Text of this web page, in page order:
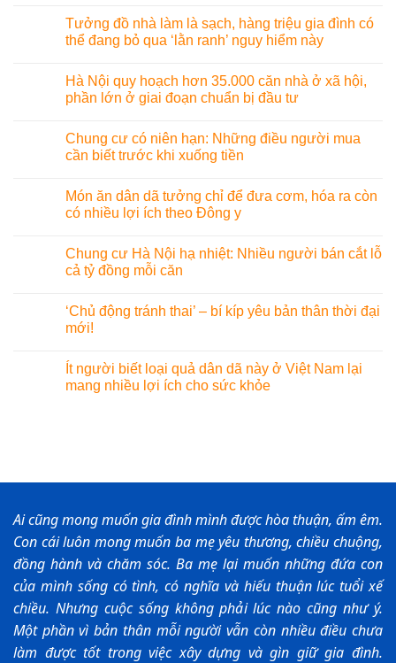
Tưởng đồ nhà làm là sạch, hàng triệu gia đình có
thể đang bỏ qua ‘lằn ranh’ nguy hiểm này
Hà Nội quy hoạch hơn 35.000 căn nhà ở xã hội,
phần lớn ở giai đoạn chuẩn bị đầu tư
Chung cư có niên hạn: Những điều người mua
cần biết trước khi xuống tiền
Món ăn dân dã tưởng chỉ để đưa cơm, hóa ra còn
có nhiều lợi ích theo Đông y
Chung cư Hà Nội hạ nhiệt: Nhiều người bán cắt lỗ
cả tỷ đồng mỗi căn
‘Chủ động tránh thai’ – bí kíp yêu bản thân thời đại
mới!
Ít người biết loại quả dân dã này ở Việt Nam lại
mang nhiều lợi ích cho sức khỏe
Ai cũng mong muốn gia đình mình được hòa thuận, ấm êm.
Con cái luôn mong muốn ba mẹ yêu thương, chiều chuộng,
đồng hành và chăm sóc. Ba mẹ lại muốn những đứa con
của mình sống có tình, có nghĩa và hiếu thuận lúc tuổi xế
chiều. Nhưng cuộc sống không phải lúc nào cũng như ý.
Một phần vì bản thân mỗi người vẫn còn nhiều điều chưa
làm được tốt trong việc xây dựng và gìn giữ gia đình.